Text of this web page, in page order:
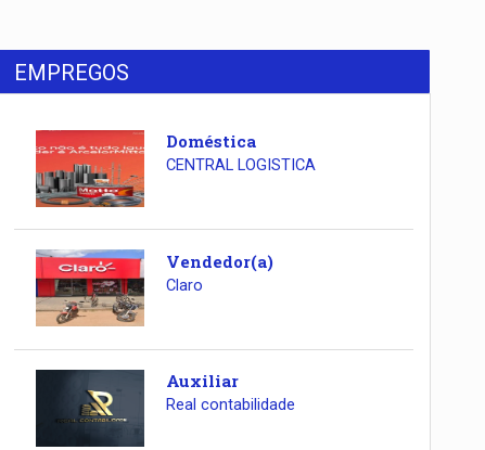
EMPREGOS
Doméstica
CENTRAL LOGISTICA
Vendedor(a)
Claro
Auxiliar
Real contabilidade